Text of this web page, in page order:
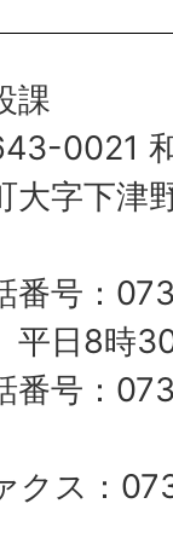
課
0021
大字下津
番号：
平日8時
番号：
クス：